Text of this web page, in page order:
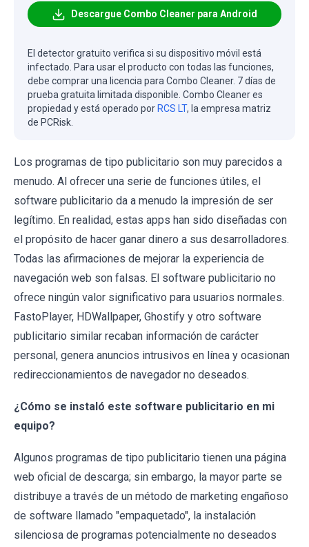
Descargue Combo Cleaner para Android
El detector gratuito verifica si su dispositivo móvil está
infectado. Para usar el producto con todas las funciones,
debe comprar una licencia para Combo Cleaner. 7 días de
prueba gratuita limitada disponible. Combo Cleaner es
propiedad y está operado por RCS LT, la empresa matriz
de PCRisk.
Los programas de tipo publicitario son muy parecidos a
menudo. Al ofrecer una serie de funciones útiles, el
software publicitario da a menudo la impresión de ser
legítimo. En realidad, estas apps han sido diseñadas con
el propósito de hacer ganar dinero a sus desarrolladores.
Todas las afirmaciones de mejorar la experiencia de
navegación web son falsas. El software publicitario no
ofrece ningún valor significativo para usuarios normales.
FastoPlayer, HDWallpaper, Ghostify y otro software
publicitario similar recaban información de carácter
personal, genera anuncios intrusivos en línea y ocasionan
redireccionamientos de navegador no deseados.
¿Cómo se instaló este software publicitario en mi
equipo?
Algunos programas de tipo publicitario tienen una página
web oficial de descarga; sin embargo, la mayor parte se
distribuye a través de un método de marketing engañoso
de software llamado "empaquetado", la instalación
silenciosa de programas potencialmente no deseados